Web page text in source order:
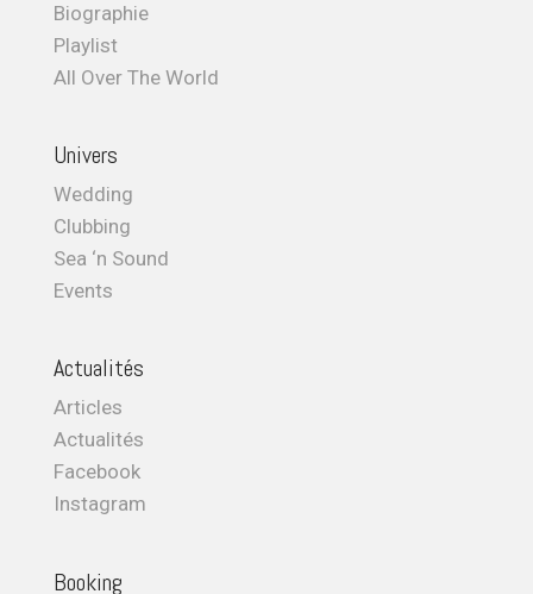
Biographie
Playlist
All Over The World
Univers
Wedding
Clubbing
Sea ‘n Sound
Events
Actualités
Articles
Actualités
Facebook
Instagram
Booking